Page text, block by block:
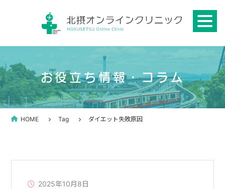
お役立ち情報・コラム
HOME Tag ダイエット失敗原因
2025年10月8日